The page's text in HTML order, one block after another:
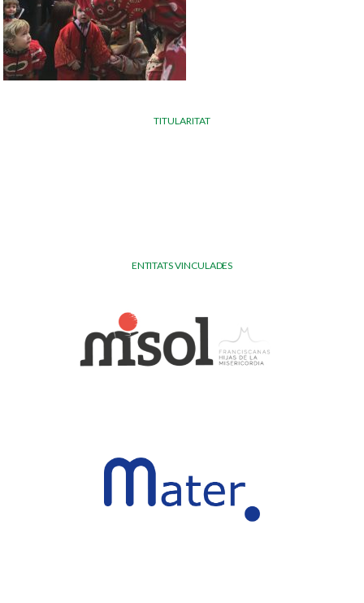
TITULARITAT
ENTITATS VINCULADES